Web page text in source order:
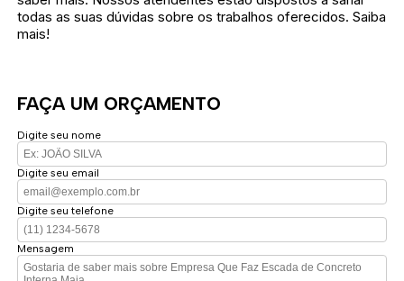
todas as suas dúvidas sobre os trabalhos oferecidos. Saiba
mais!
FAÇA UM ORÇAMENTO
Digite seu nome
Digite seu email
Digite seu telefone
Mensagem